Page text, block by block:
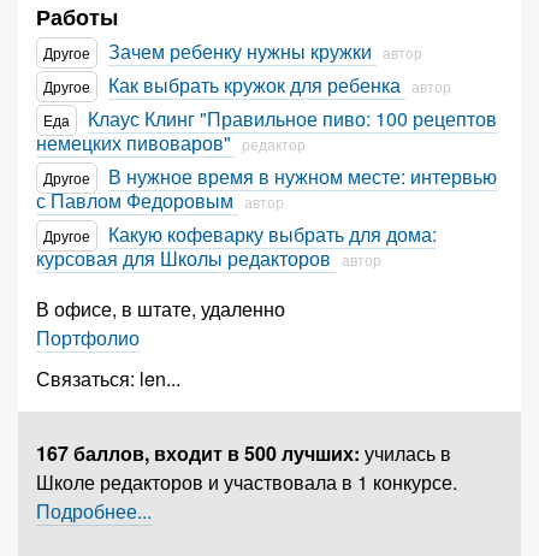
Работы
Другое Зачем ребенку нужны кружки автор
Другое
Как выбрать кружок для ребенка автор
Еда
Клаус Клинг "Правильное пиво: 100 рецептов
немецких пивоваров" редактор
Другое
В нужное время в нужном месте: интервью
с Павлом Федоровым автор
Другое
Какую кофеварку выбрать для дома:
курсовая для Школы редакторов автор
В офисе, в штате, удаленно
Портфолио
Связаться: len...
167 баллов, входит в 500 лучших: училась в
Школе редакторов и участвовала в 1 конкурсе.
Подробнее...